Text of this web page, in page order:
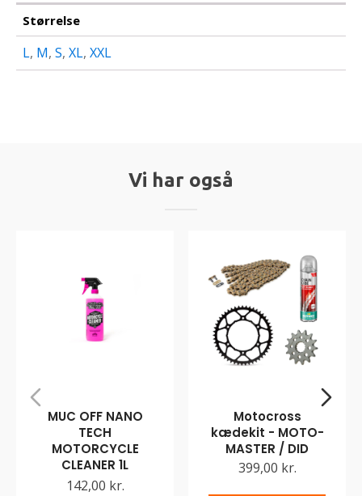
Størrelse
L, M, S, XL, XXL
Vi har også
MUC OFF NANO
TECH
MOTORCYCLE
CLEANER 1L
142,00 kr.
Motocross
kædekit - MOTO-
MASTER / DID
399,00 kr.